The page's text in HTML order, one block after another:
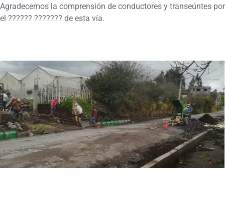
Agradecemos la comprensión de conductores y transeúntes por
el ?????? ??????? de esta vía.